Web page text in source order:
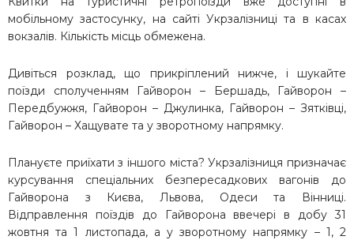
мобільному застосунку, на сайті Укрзалізниці та в касах
вокзалів. Кількість місць обмежена.
Дивіться розклад, що прикріплений нижче, і шукайте
поїзди сполученням Гайворон – Бершадь, Гайворон –
Передбужжя, Гайворон – Джулинка, Гайворон – Зятківці,
Гайворон – Хащувате та у зворотному напрямку.
Плануєте приїхати з іншого міста? Укрзалізниця призначає
курсування спеціальних безпересадкових вагонів до
Гайворона з Києва, Львова, Одеси та Вінниці.
Відправлення поїздів до Гайворона ввечері в добу 31
жовтня та 1 листопада, а у зворотному напрямку – 1, 2